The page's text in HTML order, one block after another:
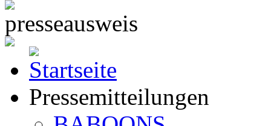
Pressemitteilungen